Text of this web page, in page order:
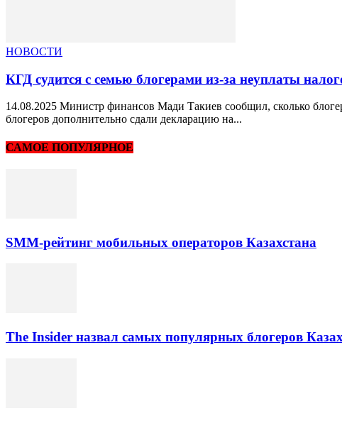
НОВОСТИ
КГД судится с семью блогерами из-за неуплаты
14.08.2025 Министр финансов Мади Такиев сообщил, сколько
блогеров дополнительно сдали декларацию на...
САМОЕ ПОПУЛЯРНОЕ
SMM-рейтинг мобильных операторов Казахстана
The Insider назвал самых популярных блогеров